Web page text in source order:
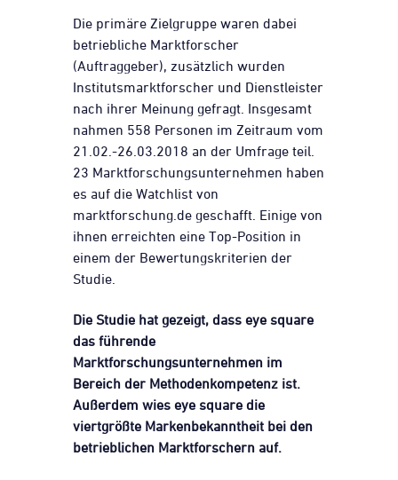
Die primäre Zielgruppe waren dabei
betriebliche Marktforscher
(Auftraggeber), zusätzlich wurden
Institutsmarktforscher und Dienstleister
nach ihrer Meinung gefragt. Insgesamt
nahmen 558 Personen im Zeitraum vom
21.02.-26.03.2018 an der Umfrage teil.
23 Marktforschungsunternehmen haben
es auf die Watchlist von
marktforschung.de geschafft. Einige von
ihnen erreichten eine Top-Position in
einem der Bewertungskriterien der
Studie.
Die Studie hat gezeigt, dass eye square
das führende
Marktforschungsunternehmen im
Bereich der Methodenkompetenz ist.
Außerdem wies eye square die
viertgrößte Markenbekanntheit bei den
betrieblichen Marktforschern auf.